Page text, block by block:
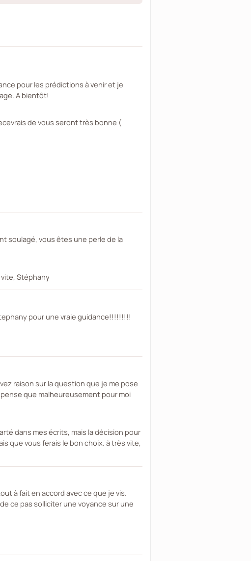
pour les prédictions à venir et je
A bientôt!
de vous seront très bonne (
soulagé, vous êtes une perle de la
Stéphany
pour une vraie guidance!!!!!!!!!
raison sur la question que je me pose
que malheureusement pour moi
dans mes écrits, mais la décision pour
que vous ferais le bon choix. à très vite,
à fait en accord avec ce que je vis.
ce pas solliciter une voyance sur une